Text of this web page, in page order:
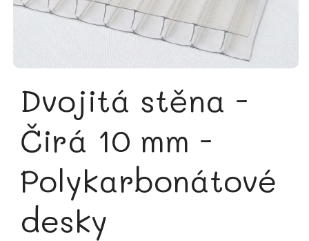
Dvojitá stěna -
Čirá 10 mm -
Polykarbonátové
desky